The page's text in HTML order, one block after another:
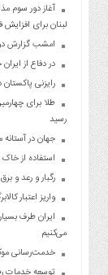
آغاز دور سوم
لبنان برای افزایش
امشب گزارش
در دفاع از
رایزنی پاکستان
طلا برای
رسید
جهان در
استفاده از
رگبار و رعد و برق در ۱۲ استان طی ۵
واریز اعتبار
ایران طرف
می‌کنیم
خدمت‌رسانی